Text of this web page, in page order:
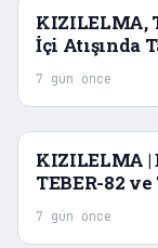
KIZILELMA,
İçi Atışında
7 gün önce
KIZILELMA
TEBER-82
7 gün önce